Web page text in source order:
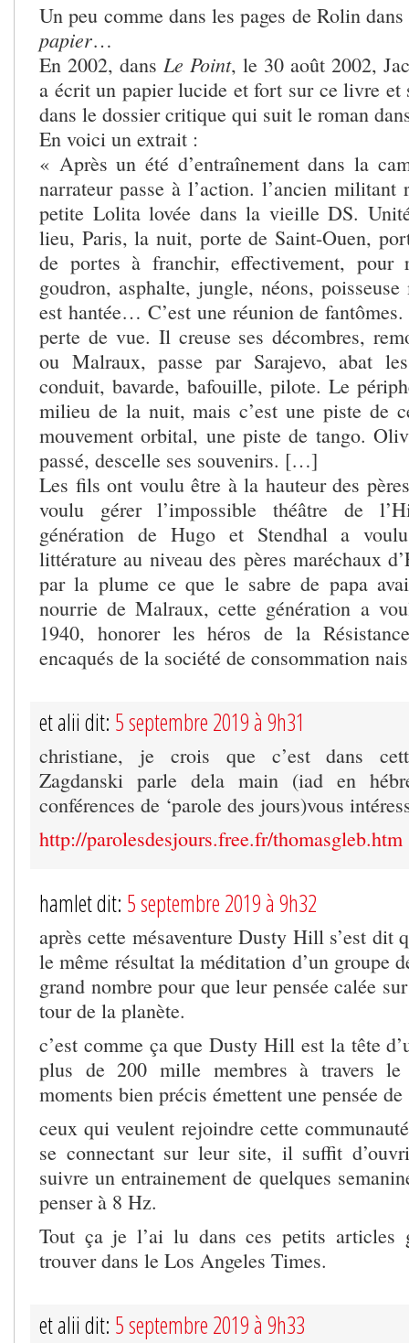
Un peu comme dans les pages de Rolin
papier…
En 2002, dans Le Point, le 30 août 2002,
a écrit un papier lucide et fort sur ce livre et
dans le dossier critique qui suit le roman
En voici un extrait :
« Après un été d’entraînement dans la
narrateur passe à l’action. l’ancien militant
petite Lolita lovée dans la vieille DS.
lieu, Paris, la nuit, porte de Saint-Ouen,
de portes à franchir, effectivement, pour
goudron, asphalte, jungle, néons,
est hantée… C’est une réunion de
perte de vue. Il creuse ses décombres,
ou Malraux, passe par Sarajevo, abat
conduit, bavarde, bafouille, pilote. Le
milieu de la nuit, mais c’est une piste de
mouvement orbital, une piste de tango.
passé, descelle ses souvenirs. […]
Les fils ont voulu être à la hauteur des
voulu gérer l’impossible théâtre de
génération de Hugo et Stendhal a
littérature au niveau des pères maréchaux
par la plume ce que le sabre de papa
nourrie de Malraux, cette génération a
1940, honorer les héros de la
encaqués de la société de consommation
et alii dit: 5 septembre 2019 à 9h31
christiane, je crois que c’est dans
Zagdanski parle dela main (iad en
conférences de ‘parole des jours)vous
http://parolesdesjours.free.fr/thomasgleb.htm
hamlet dit: 5 septembre 2019 à 9h32
après cette mésaventure Dusty Hill s’est dit
le même résultat la méditation d’un groupe
grand nombre pour que leur pensée calée
tour de la planète.
c’est comme ça que Dusty Hill est la tête
plus de 200 mille membres à travers
moments bien précis émettent une pensée
ceux qui veulent rejoindre cette
se connectant sur leur site, il suffit
suivre un entrainement de quelques
penser à 8 Hz.
Tout ça je l’ai lu dans ces petits articles
trouver dans le Los Angeles Times.
et alii dit: 5 septembre 2019 à 9h33